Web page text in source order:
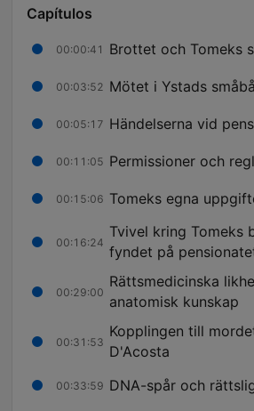
Capítulos
00:00:41 Brottet och Tomeks
00:03:52 Mötet i Ystads
00:05:17 Händelserna vid
00:11:05 Permissioner och
00:15:06 Tomeks egna
00:16:24
Tvivel kring Tomeks
fyndet på
00:29:00
Rättsmedicinska
anatomisk kunskap
00:31:53
Kopplingen till
D'Acosta
00:33:59 DNA-spår och